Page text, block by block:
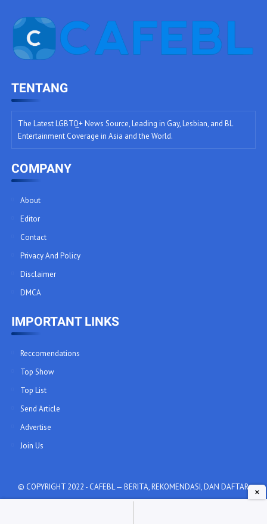
TENTANG
The Latest LGBTQ+ News Source, Leading in Gay, Lesbian, and BL
Entertainment Coverage in Asia and the World.
COMPANY
About
Editor
Contact
Privacy And Policy
Disclaimer
DMCA
IMPORTANT LINKS
Reccomendations
Top Show
Top List
Send Article
Advertise
Join Us
© COPYRIGHT 2022 - CAFEBL — BERITA, REKOMENDASI, DAN DAFTAR
FILM/SERIES BL